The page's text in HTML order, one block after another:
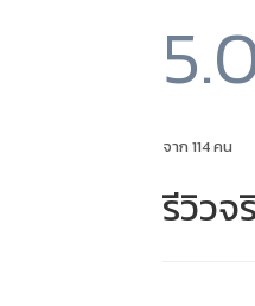
จาก 114 คน
รีวิวจ